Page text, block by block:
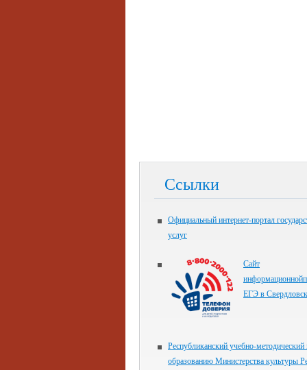
Ссылки
Официальный интернет-портал
услуг
Сайт
ЕГЭ в
Республиканский учебно-методический
образованию Министерства культуры